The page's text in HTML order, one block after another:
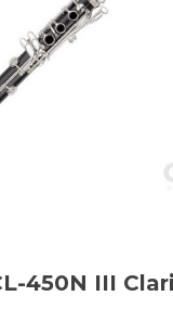
450N III